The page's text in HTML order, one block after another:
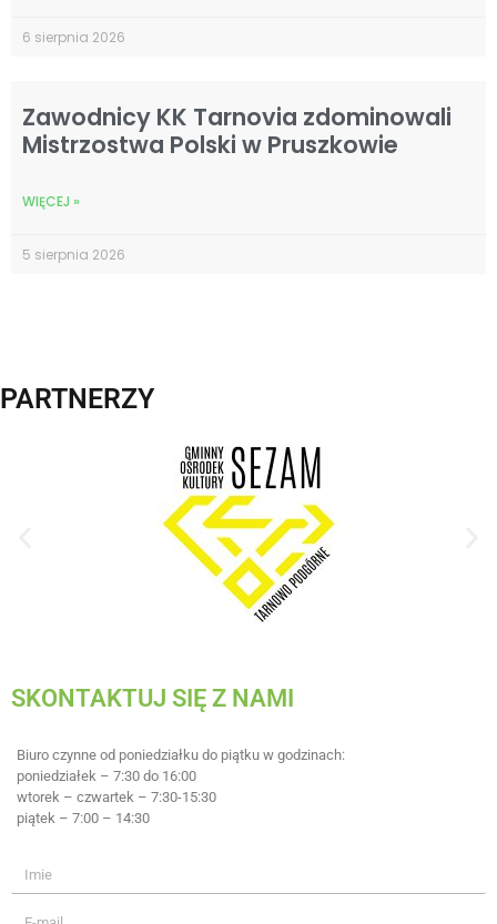
6 sierpnia 2026
Zawodnicy KK Tarnovia zdominowali
Mistrzostwa Polski w Pruszkowie
WIĘCEJ »
5 sierpnia 2026
PARTNERZY
SKONTAKTUJ SIĘ Z NAMI
Biuro czynne od poniedziałku do piątku w godzinach:
poniedziałek – 7:30 do 16:00
wtorek – czwartek – 7:30-15:30
piątek – 7:00 – 14:30